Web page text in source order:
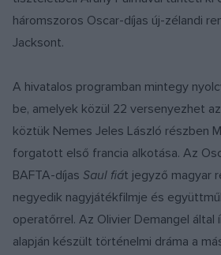
háromszoros Oscar-díjas új-zélandi
Jacksont.
A hivatalos programban mintegy
be, amelyek közül 22 versenyezhet
köztük Nemes Jeles László részben
forgatott első francia alkotása. Az
BAFTA-díjas Saul fiát jegyző magyar
negyedik nagyjátékfilmje és
operatőrrel. Az Olivier Demangel
alapján készült történelmi dráma a